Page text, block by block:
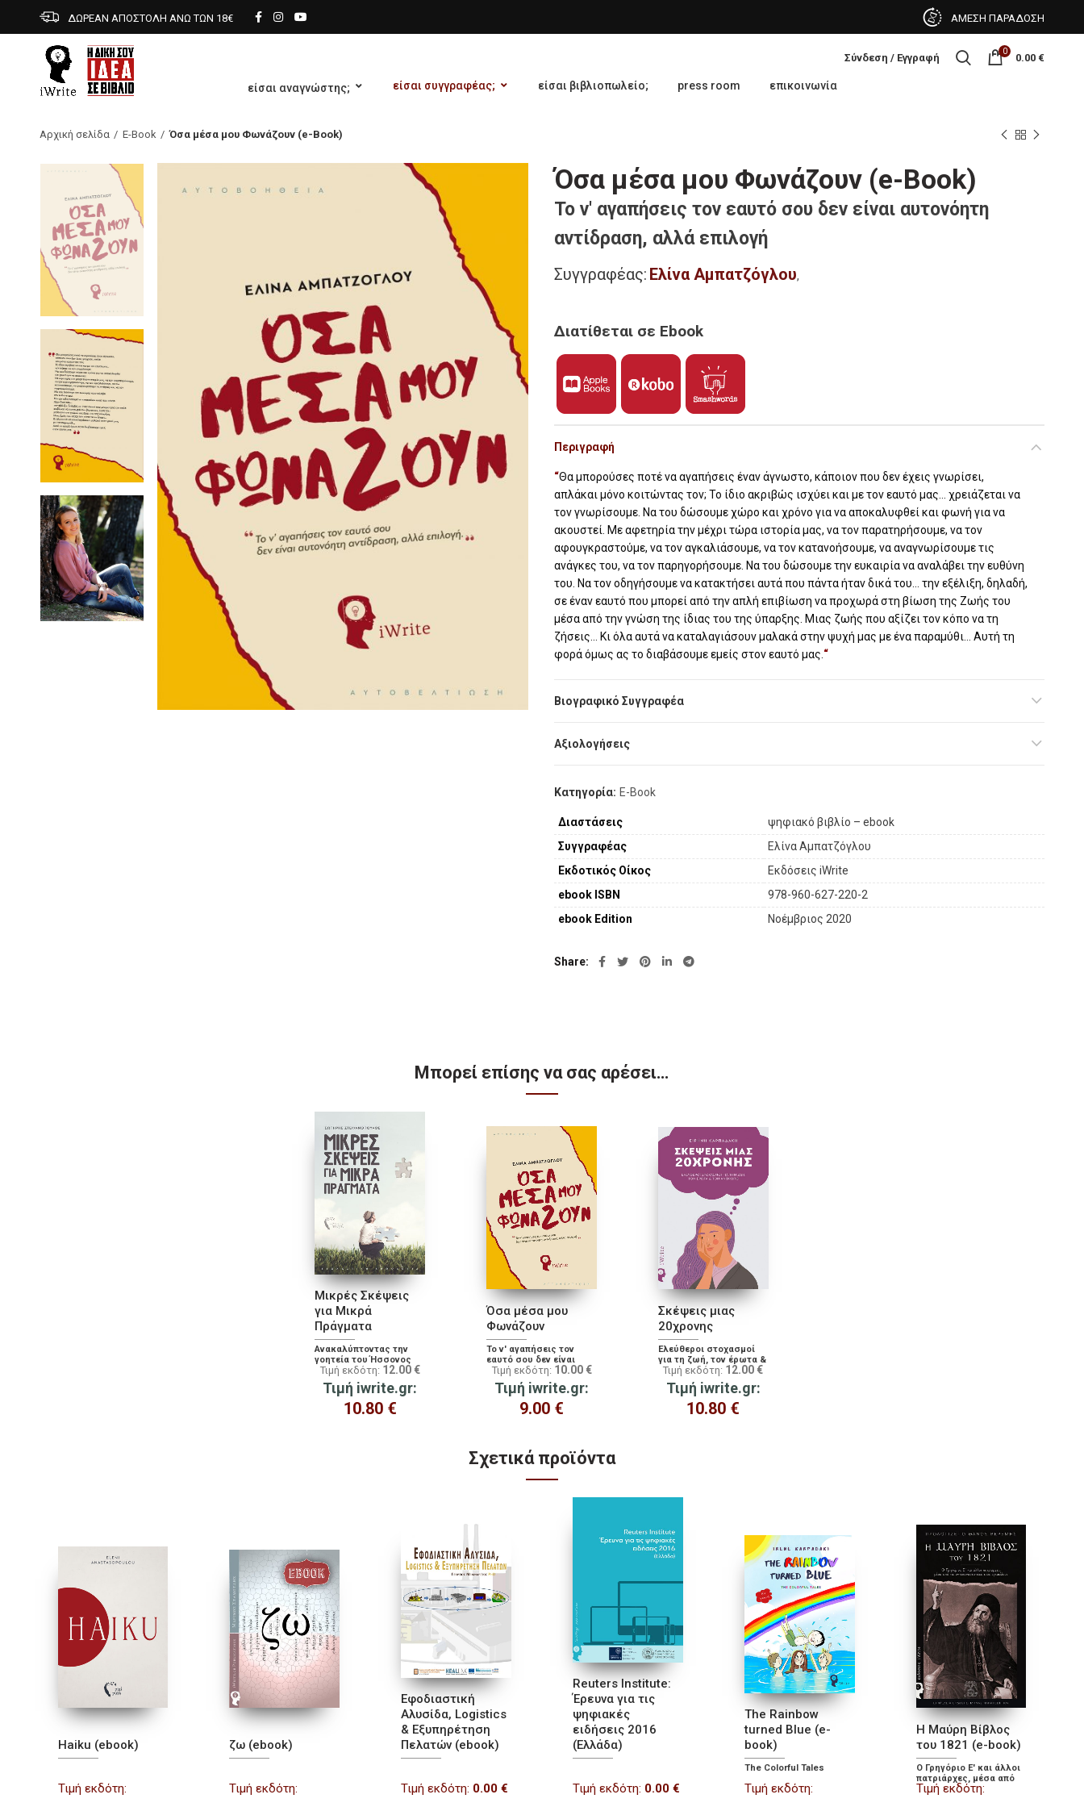
ΔΩΡΕΑΝ ΑΠΟΣΤΟΛΗ ΑΝΩ ΤΩΝ 18€ ΑΜΕΣΗ ΠΑΡΑΔΟΣΗ
Σύνδεση / Εγγραφή 0 0.00 €
είσαι αναγνώστης; είσαι συγγραφέας; είσαι βιβλιοπωλείο; press room επικοινωνία
Αρχική σελίδα E-Book Όσα μέσα μου Φωνάζουν (e-Book)
Όσα μέσα μου Φωνάζουν (e-Book)
Το ν' αγαπήσεις τον εαυτό σου δεν είναι αυτονόητη
αντίδραση, αλλά επιλογή
Συγγραφέας: Ελίνα Αμπατζόγλου,
Διατίθεται σε Ebook
Περιγραφή
“Θα µπορούσες ποτέ να αγαπήσεις έναν άγνωστο, κάποιον που δεν έχεις γνωρίσει,
απλάκαι µόνο κοιτώντας τον; Το ίδιο ακριβώς ισχύει και µε τον εαυτό µας… χρειάζεται να
τον γνωρίσουµε. Να του δώσουµε χώρο και χρόνο για να αποκαλυφθεί και φωνή για να
ακουστεί. Με αφετηρία την µέχρι τώρα ιστορία µας, να τον παρατηρήσουµε, να τον
αφουγκραστούµε, να τον αγκαλιάσουµε, να τον κατανοήσουµε, να αναγνωρίσουµε τις
ανάγκες του, να τον παρηγορήσουµε. Να του δώσουµε την ευκαιρία να αναλάβει την ευθύνη
του. Να τον οδηγήσουµε να κατακτήσει αυτά που πάντα ήταν δικά του… την εξέλιξη, δηλαδή,
σε έναν εαυτό που µπορεί από την απλή επιβίωση να προχωρά στη βίωση της Ζωής του
µέσα από την γνώση της ίδιας του της ύπαρξης. Μιας ζωής που αξίζει τον κόπο να τη
ζήσεις… Κι όλα αυτά να καταλαγιάσουν µαλακά στην ψυχή µας µε ένα παραµύθι… Αυτή τη
φορά όµως ας το διαβάσουµε εµείς στον εαυτό µας. “
Βιογραφικό Συγγραφέα
Αξιολογήσεις
Κατηγορία: E-Book
Διαστάσεις
ψηφιακό βιβλίο – ebook
Συγγραφέας
Ελίνα Αμπατζόγλου
Εκδοτικός Οίκος
Εκδόσεις iWrite
ebook ISBN
978-960-627-220-2
ebook Edition
Νοέμβριος 2020
Share
Μπορεί επίσης να σας αρέσει…
Μικρές Σκέψεις
για Μικρά
Πράγματα
Ανακαλύπτοντας την
γοητεία του Ήσσονος
Τιμή εκδότη: 12.00 €
Τιμή iwrite.gr:
10.80 €
Όσα μέσα μου
Φωνάζουν
Το ν' αγαπήσεις τον
εαυτό σου δεν είναι
αυτονόητη αντίδραση,
αλλά επιλογή
Τιμή εκδότη: 10.00 €
Τιμή iwrite.gr:
9.00 €
Σκέψεις μιας
20χρονης
Ελεύθεροι στοχασμοί
για τη ζωή, τον έρωτα &
τον άνθρωπο
Τιμή εκδότη: 12.00 €
Τιμή iwrite.gr:
10.80 €
Σχετικά προϊόντα
Haiku (ebook)
Τιμή εκδότη:
ζω (ebook)
Τιμή εκδότη:
Εφοδιαστική
Αλυσίδα, Logistics
& Εξυπηρέτηση
Πελατών (ebook)
Τιμή εκδότη: 0.00€
Reuters Institute:
Έρευνα για τις
ψηφιακές
ειδήσεις 2016
(Ελλάδα)
Τιμή εκδότη: 0.00 €
The Rainbow
turned Blue (e-
book)
The Colorful Tales
Τιμή εκδότη:
Η Μαύρη Βίβλος
του 1821 (e-book)
Ο Γρηγόριο Ε' και άλλοι
πατριάρχες, μέσα από
τις αντεπαναστατικές
Τιμή εκδότη: